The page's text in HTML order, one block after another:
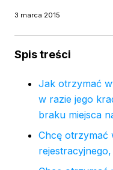
3 marca 2015
Spis treści
Jak otrzymać
w razie jego
braku miejsca
Chcę otrzymać